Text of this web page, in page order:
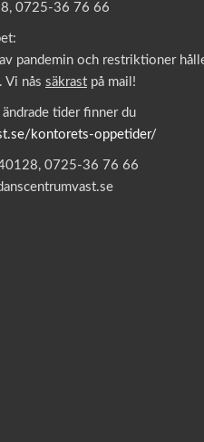
0725-36 76 66
pandemin och restriktioner
Vi nås säkrast på mail!
tider finner du
kontorets-oppetider/
0725-36 76 66